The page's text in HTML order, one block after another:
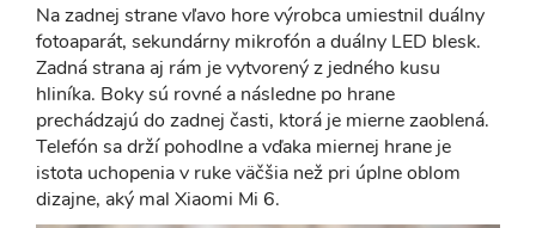
Na zadnej strane vľavo hore výrobca umiestnil duálny
fotoaparát, sekundárny mikrofón a duálny LED blesk.
Zadná strana aj rám je vytvorený z jedného kusu
hliníka. Boky sú rovné a následne po hrane
prechádzajú do zadnej časti, ktorá je mierne zaoblená.
Telefón sa drží pohodlne a vďaka miernej hrane je
istota uchopenia v ruke väčšia než pri úplne oblom
dizajne, aký mal Xiaomi Mi 6.